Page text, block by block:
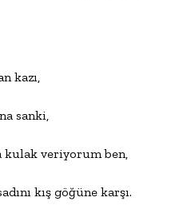
kazı,
sanki,
kulak veriyorum ben,
kış göğüne karşı.